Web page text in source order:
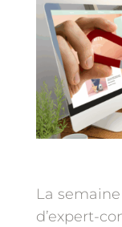
La
d’expert-